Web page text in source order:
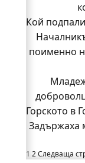
поименно
150
Годеч,
Полицията
Възможни
Кой
поименно
Горското в
Задържаха
1 2Следваща